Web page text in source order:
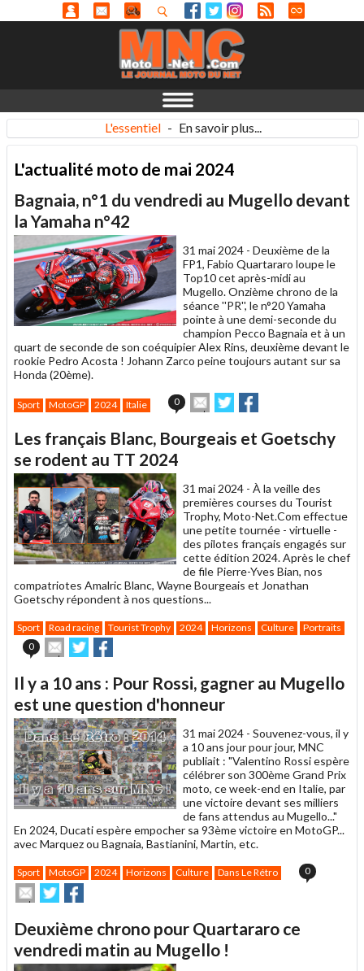
L'essentiel - En savoir plus...
L'actualité moto de mai 2024
Bagnaia, n°1 du vendredi au Mugello devant
la Yamaha n°42
31 mai 2024 - Deuxième de la
FP1, Fabio Quartararo loupe le
Top10 cet après-midi au
Mugello. Onzième chrono de la
séance ''PR'', le n°20 Yamaha
pointe à une demi-seconde du
champion Pecco Bagnaia et à un
quart de seconde de son coéquipier Alex Rins, deuxième devant le
rookie Pedro Acosta ! Johann Zarco peine toujours autant sur sa
Honda (20ème).
Sport MotoGP 2024 Italie 0
Envoyer
cet
à
Partager
sur sur
Les français Blanc, Bourgeais et Goetschy
se rodent au TT 2024
31 mai 2024 - À la veille des
premières courses du Tourist
Trophy, Moto-Net.Com effectue
une petite tournée - virtuelle -
des pilotes français engagés sur
cette édition 2024. Après le chef
de file Pierre-Yves Bian, nos
compatriotes Amalric Blanc, Wayne Bourgeais et Jonathan
Goetschy répondent à nos questions...
Sport Road racing Tourist Trophy 2024 Horizons Culture
Portraits
0
Envoyer
cet
à
un
ami
Partager
sur sur
Il y a 10 ans : Pour Rossi, gagner au Mugello
est une question d'honneur
31 mai 2024 - Souvenez-vous, il y
a 10 ans jour pour jour, MNC
publiait : "Valentino Rossi espère
célébrer son 300ème Grand Prix
moto, ce week-end en Italie, par
une victoire devant ses milliers
de fans attendus au Mugello..."
En 2024, Ducati espère empocher sa 93ème victoire en MotoGP...
avec Marquez ou Bagnaia, Bastianini, Martin, etc.
Sport MotoGP 2024 Horizons Culture Dans Le Rétro 0
Envoyer
cet
à
un
ami
Partager
sur
sur
Deuxième chrono pour Quartararo ce
vendredi matin au Mugello !